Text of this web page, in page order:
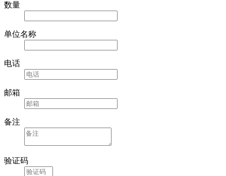
数量
单位名称
电话
邮箱
备注
验证码